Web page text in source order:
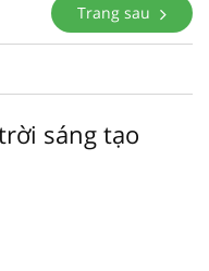
Trang sau
sáng tạo